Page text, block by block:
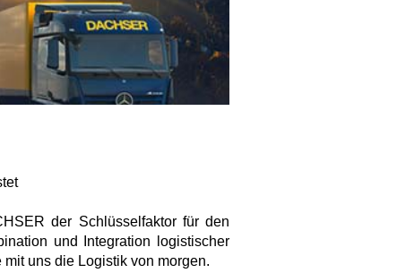
der Schlüsselfaktor für den
und Integration logistischer
uns die Logistik von morgen.